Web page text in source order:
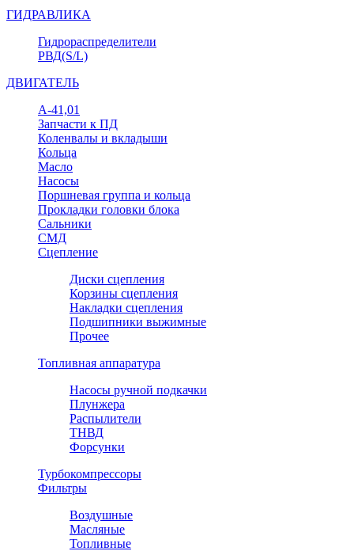
ГИДРАВЛИКА
Гидрораспределители
РВД(S/L)
ДВИГАТЕЛЬ
А-41,01
Запчасти к ПД
Коленвалы и вкладыши
Кольца
Масло
Насосы
Поршневая группа и кольца
Прокладки головки блока
Сальники
СМД
Сцепление
Диски сцепления
Корзины сцепления
Накладки сцепления
Подшипники выжимные
Прочее
Топливная аппаратура
Насосы ручной подкачки
Плунжера
Распылители
ТНВД
Форсунки
Турбокомпрессоры
Фильтры
Воздушные
Масляные
Топливные